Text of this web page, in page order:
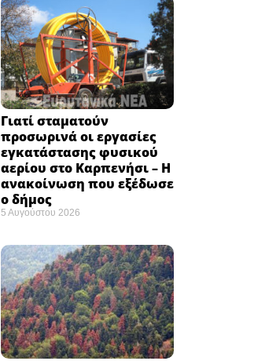
Γιατί σταματούν
προσωρινά οι εργασίες
εγκατάστασης φυσικού
αερίου στο Καρπενήσι – Η
ανακοίνωση που εξέδωσε
ο δήμος
5 Αυγούστου 2026